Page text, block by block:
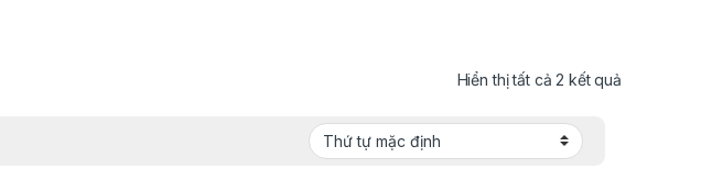
Hiển thị tất cả 2 kết quả